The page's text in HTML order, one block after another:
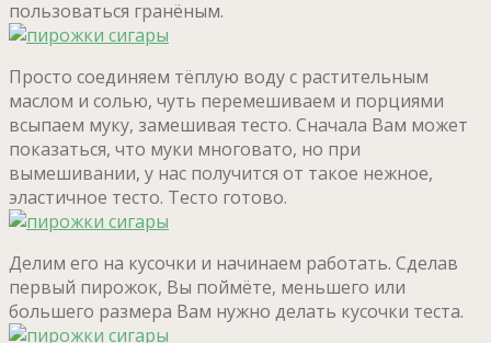
пользоваться гранёным.
Просто соединяем тёплую воду с растительным
маслом и солью, чуть перемешиваем и порциями
всыпаем муку, замешивая тесто. Сначала Вам может
показаться, что муки многовато, но при
вымешивании, у нас получится от такое нежное,
эластичное тесто. Тесто готово.
Делим его на кусочки и начинаем работать. Сделав
первый пирожок, Вы поймёте, меньшего или
большего размера Вам нужно делать кусочки теста.